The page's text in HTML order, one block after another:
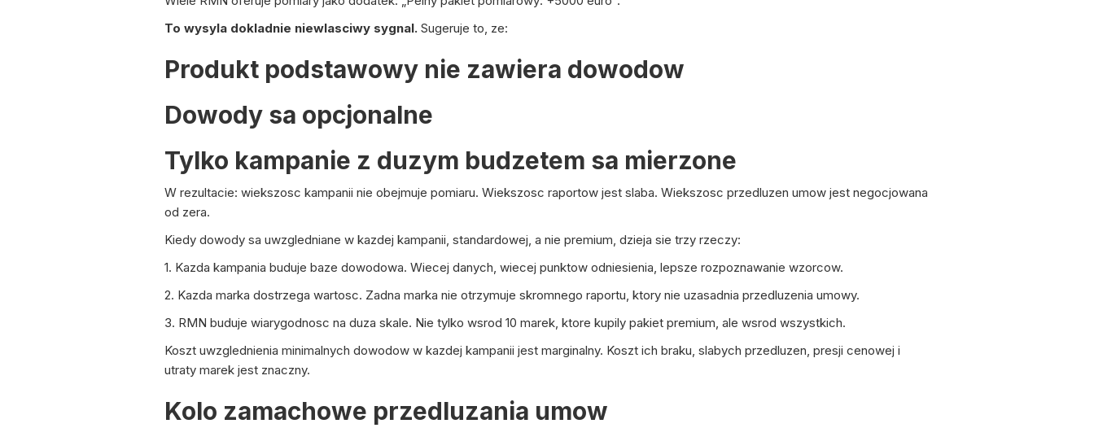
To wysyla dokladnie niewlasciwy sygnal. Sugeruje to, ze:
Produkt podstawowy nie zawiera dowodow
Dowody sa opcjonalne
Tylko kampanie z duzym budzetem sa mierzone
W rezultacie: wiekszosc kampanii nie obejmuje pomiaru. Wiekszosc raportow jest slaba. Wiekszosc przedluzen umow jest negocjowana
od zera.
Kiedy dowody sa uwzgledniane w kazdej kampanii, standardowej, a nie premium, dzieja sie trzy rzeczy:
1. Kazda kampania buduje baze dowodowa. Wiecej danych, wiecej punktow odniesienia, lepsze rozpoznawanie wzorcow.
2. Kazda marka dostrzega wartosc. Zadna marka nie otrzymuje skromnego raportu, ktory nie uzasadnia przedluzenia umowy.
3. RMN buduje wiarygodnosc na duza skale. Nie tylko wsrod 10 marek, ktore kupily pakiet premium, ale wsrod wszystkich.
Koszt uwzglednienia minimalnych dowodow w kazdej kampanii jest marginalny. Koszt ich braku, slabych przedluzen, presji cenowej i
utraty marek jest znaczny.
Kolo zamachowe przedluzania umow